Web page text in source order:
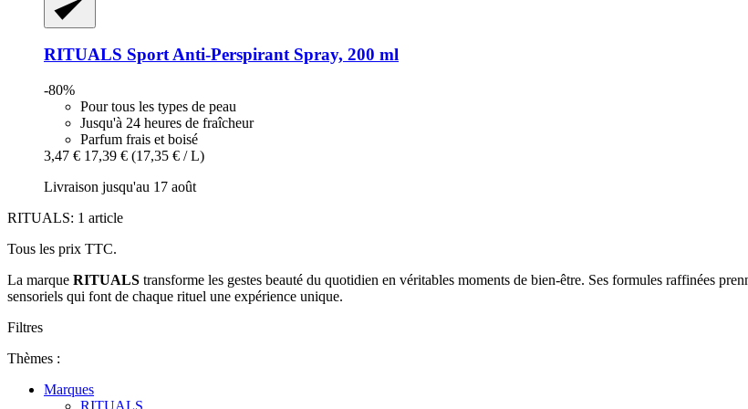
RITUALS Sport Anti-​Perspirant Spray, 200 ml
-80%
Pour tous les types de peau
Jusqu'à 24 heures de fraîcheur
Parfum frais et boisé
3,47 € 17,39 € (17,35 € / L)
Livraison jusqu'au 17 août
RITUALS: 1 article
Tous les prix TTC.
La marque RITUALS transforme les gestes beauté du quotidien en véritables moments de bien-être. Ses formules raffinées
sensoriels qui font de chaque rituel une expérience unique.
Filtres
Thèmes :
Marques
RITUALS